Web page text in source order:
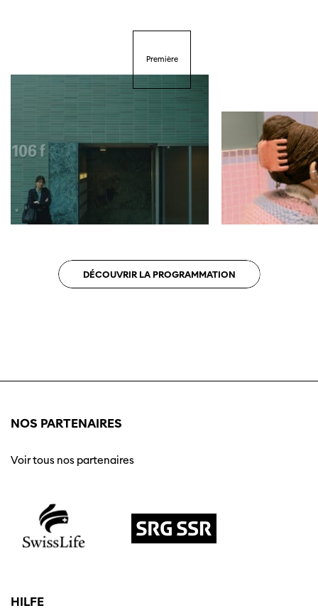
optimale avec Internet Explorer. Veuillez
utiliser un autre navigateur.
DÉCOUVRIR LA PROGRAMMATION
Première
NOS PARTENAIRES
Voir tous nos partenaires
HILFE